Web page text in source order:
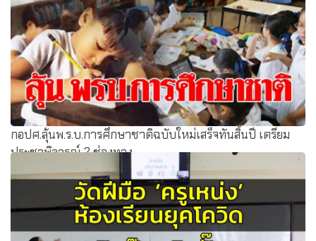
กอปศ.ลุ้นพ.ร.บ.การศึกษาชาติฉบับใหม่เสร็จทันสิ้นปี เตรียม
ประชาพิจารณ์ 2 ช่องทาง